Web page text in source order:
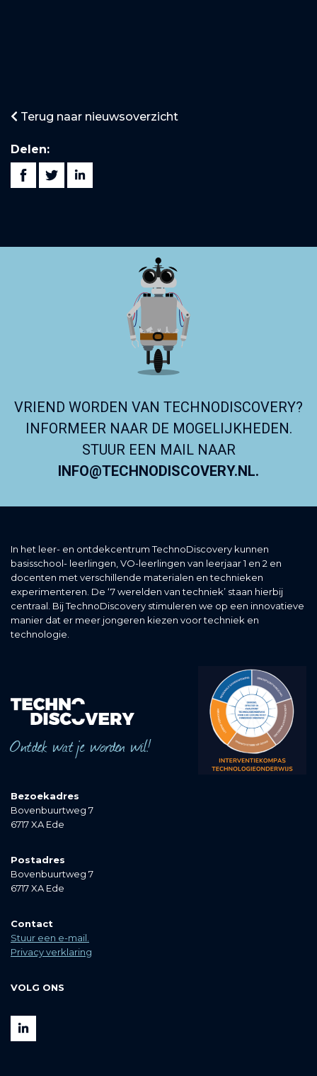
Terug naar nieuwsoverzicht
Delen:
VRIEND WORDEN VAN TECHNODISCOVERY?
INFORMEER NAAR DE MOGELIJKHEDEN.
STUUR EEN MAIL NAAR
INFO@TECHNODISCOVERY.NL.
In het leer- en ontdekcentrum TechnoDiscovery kunnen
basisschool- leerlingen, VO-leerlingen van leerjaar 1 en 2 en
docenten met verschillende materialen en technieken
experimenteren. De ‘7 werelden van techniek’ staan hierbij
centraal. Bij TechnoDiscovery stimuleren we op een innovatieve
manier dat er meer jongeren kiezen voor techniek en
technologie.
Ontdek wat je worden wil!
Bezoekadres
Bovenbuurtweg 7
6717 XA Ede
Postadres
Bovenbuurtweg 7
6717 XA Ede
Contact
Stuur een e-mail.
Privacy verklaring
VOLG ONS